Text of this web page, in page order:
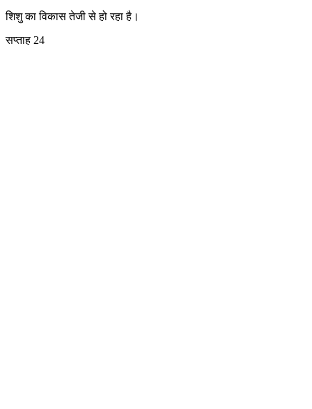
शिशु का विकास तेजी से हो रहा है।
सप्ताह 24